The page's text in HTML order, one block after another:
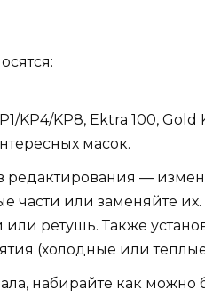
KP8, Ektra 100, Gold
масок.
редактирования —
части или заменяйте
ретушь. Также
(холодные или
набирайте как можно